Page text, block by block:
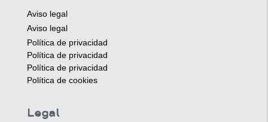
Aviso legal
Aviso legal
Política de privacidad
Política de privacidad
Política de privacidad
Política de cookies
Legal